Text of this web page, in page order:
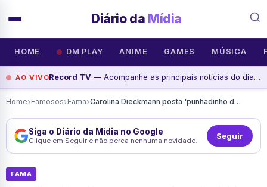
Diário da Mídia
HOME DM PLAY ANIME GAMES MÚSICA
AO VIVORecord TV — Acompanhe as principais notícias do dia na Record News, assista agora
Home›Famosos›Fama› Carolina Dieckmann posta 'punhadinho de sol' e encanta
Siga o Diário da Mídia no Google
Clique em Seguir e não perca nenhuma novidade. Seguir
FAMA